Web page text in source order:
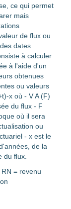
ce qui permet
mais
de flux ou
dates
à calculer
à l'aide d'un
obtenues
ou valeurs
x où - V A (F)
du flux - F
où il sera
ou
- x est le
de la
du flux.
= revenu